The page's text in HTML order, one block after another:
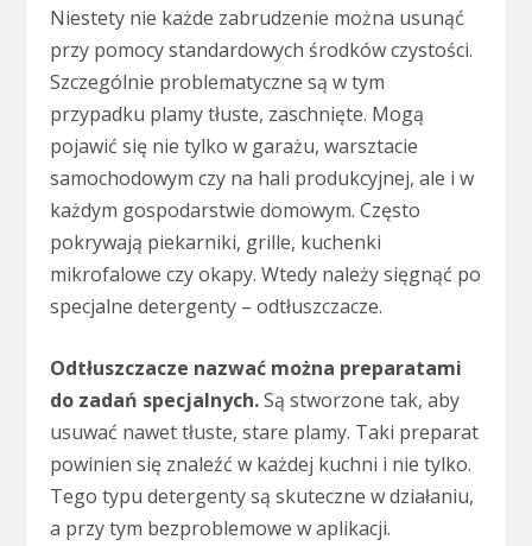
Niestety nie każde zabrudzenie można usunąć
przy pomocy standardowych środków czystości.
Szczególnie problematyczne są w tym
przypadku plamy tłuste, zaschnięte. Mogą
pojawić się nie tylko w garażu, warsztacie
samochodowym czy na hali produkcyjnej, ale i w
każdym gospodarstwie domowym. Często
pokrywają piekarniki, grille, kuchenki
mikrofalowe czy okapy. Wtedy należy sięgnąć po
specjalne detergenty – odtłuszczacze.
Odtłuszczacze nazwać można preparatami
do zadań specjalnych.Są stworzone tak, aby
usuwać nawet tłuste, stare plamy. Taki preparat
powinien się znaleźć w każdej kuchni i nie tylko.
Tego typu detergenty są skuteczne w działaniu,
a przy tym bezproblemowe w aplikacji.